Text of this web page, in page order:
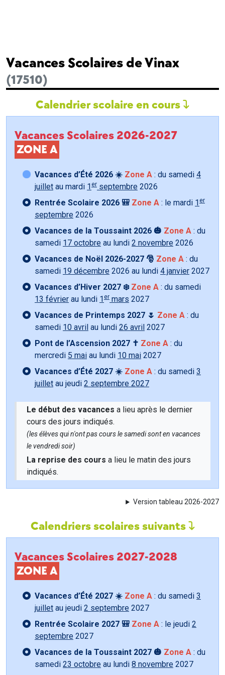
Vacances Scolaires de Vinax
(17510)
Calendrier scolaire en cours
Vacances Scolaires 2026-2027
ZONE A
Vacances d’Été 2026 ☀️ Zone A : du samedi 4
juillet au mardi 1 er septembre 2026
Rentrée Scolaire 2026 🎒 Zone A : le mardi 1 er
septembre 2026
Vacances de la Toussaint 2026 🎃 Zone A : du
samedi 17 octobre au lundi 2 novembre 2026
Vacances de Noël 2026-2027 🎅 Zone A : du
samedi 19 décembre 2026 au lundi 4 janvier 2027
Vacances d’Hiver 2027 ❄️ Zone A : du samedi
13 février au lundi 1 er mars 2027
Vacances de Printemps 2027 🌷 Zone A : du
samedi 10 avril au lundi 26 avril 2027
Pont de l’Ascension 2027 ✝️ Zone A : du
mercredi 5 mai au lundi 10 mai 2027
Vacances d’Été 2027 ☀️ Zone A : du samedi 3
juillet au jeudi 2 septembre 2027
Le début des vacances a lieu après le dernier
cours des jours indiqués.
(les élèves qui n'ont pas cours le samedi sont en vacances
le vendredi soir)
La reprise des cours a lieu le matin des jours
indiqués.
Version tableau 2026-2027
Calendriers scolaires suivants
Vacances Scolaires 2027-2028
ZONE A
Vacances d’Été 2027 ☀️ Zone A : du samedi 3
juillet au jeudi 2 septembre 2027
Rentrée Scolaire 2027 🎒 Zone A : le jeudi 2
septembre 2027
Vacances de la Toussaint 2027 🎃 Zone A : du
samedi 23 octobre au lundi 8 novembre 2027